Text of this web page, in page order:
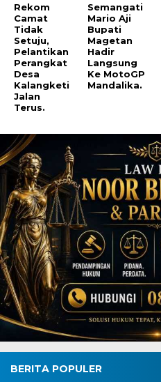
Rekom
Camat
Tidak
Setuju,
Pelantikan
Perangkat
Desa
Kalangketi
Jalan
Terus.
Semangati
Mario Aji
Bupati
Magetan
Hadir
Langsung
Ke MotoGP
Mandalika.
BERITA POPULER